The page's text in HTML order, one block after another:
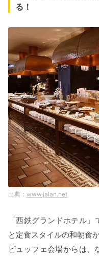
る！
www.jalan.net
「西鉄グランドホテル
と定食スタイルの和朝食
ビュッフェ会場からは、